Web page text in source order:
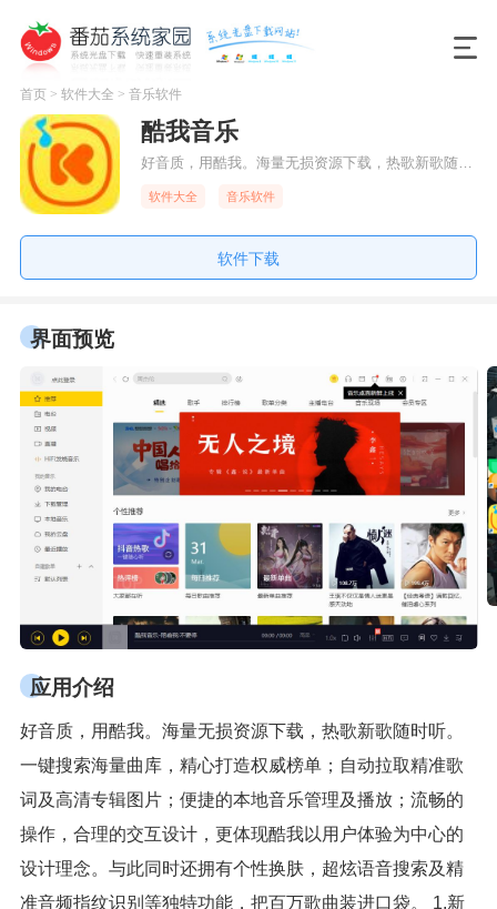
首页> 软件大全 > 音乐软件
酷我音乐
好音质，用酷我。海量无损资源下载，热歌新歌随时听。一键搜索海量曲库，精心打造权威榜单；自动拉取精准歌词及高清专辑图片；便捷的本地音乐管理及播放；流畅的操作，合理的交互设计，更体现酷我以用户体验为中心的设计理念。与此同时还拥有个性换肤，超炫语音搜索及精准音频指纹识别等独特功能，把百万歌曲装进口袋。 1.新增听书权益，畅听更多内容 2.修复已知问题，提升稳定性 3.更
软件大全 音乐软件
软件下载
界面预览
应用介绍
好音质，用酷我。海量无损资源下载，热歌新歌随时听。
一键搜索海量曲库，精心打造权威榜单；自动拉取精准歌
词及高清专辑图片；便捷的本地音乐管理及播放；流畅的
操作，合理的交互设计，更体现酷我以用户体验为中心的
设计理念。与此同时还拥有个性换肤，超炫语音搜索及精
准音频指纹识别等独特功能，把百万歌曲装进口袋。 1.新